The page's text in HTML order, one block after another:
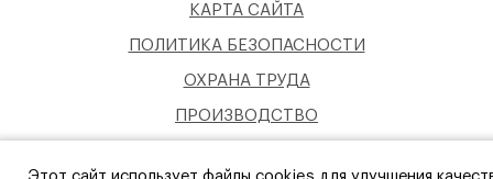
КАРТА САЙТА
ПОЛИТИКА БЕЗОПАСНОСТИ
ОХРАНА ТРУДА
ПРОИЗВОДСТВО